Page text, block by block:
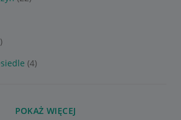
(4)
POKAŻ WIĘCEJ